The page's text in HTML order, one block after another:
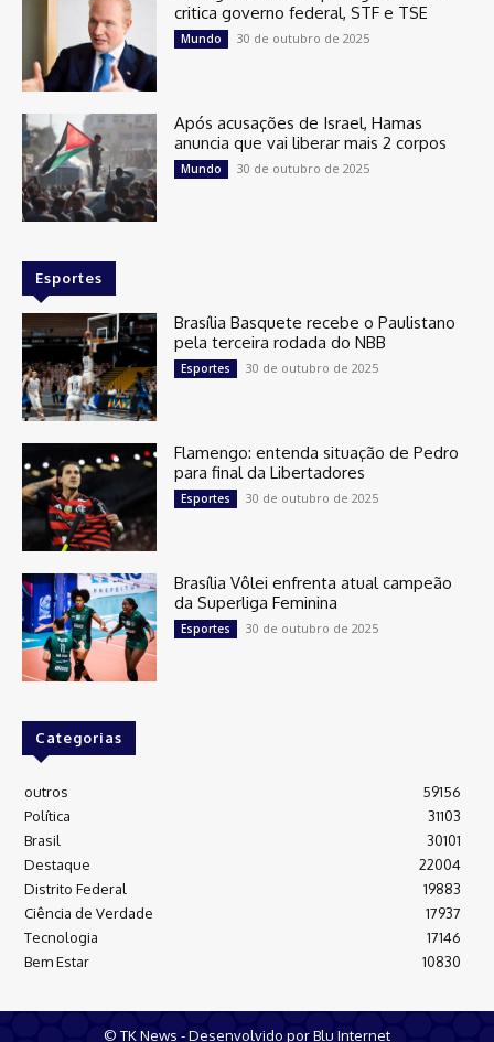
critica governo federal, STF e TSE
Mundo 30 de outubro de 2025
Após acusações de Israel, Hamas
anuncia que vai liberar mais 2 corpos
Mundo 30 de outubro de 2025
Esportes
Brasília Basquete recebe o Paulistano
pela terceira rodada do NBB
Esportes 30 de outubro de 2025
Flamengo: entenda situação de Pedro
para final da Libertadores
Esportes 30 de outubro de 2025
Brasília Vôlei enfrenta atual campeão
da Superliga Feminina
Esportes 30 de outubro de 2025
Categorias
outros
59156
Política
31103
Brasil
30101
Destaque
22004
Distrito Federal
19883
Ciência de Verdade
17937
Tecnologia
17146
Bem Estar
10830
© TK News - Desenvolvido por Blu Internet